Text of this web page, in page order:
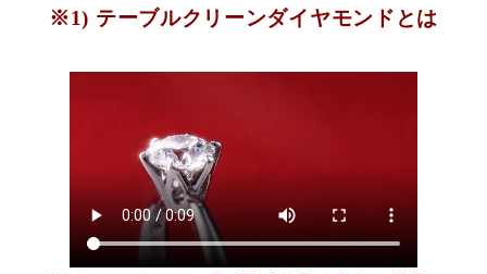
※1) テーブルクリーンダイヤモンドとは